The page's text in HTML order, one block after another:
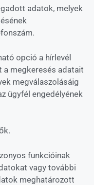
adatok, melyek
opció a hírlevél
a megkeresés adatait
megválaszolásáig
ügyfél engedélyének
funkcióinak
vagy további
meghatározott